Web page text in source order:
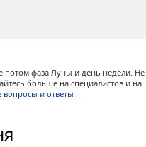
потом фаза Луны и день недели. Не
больше на специалистов и на
вопросы и ответы .